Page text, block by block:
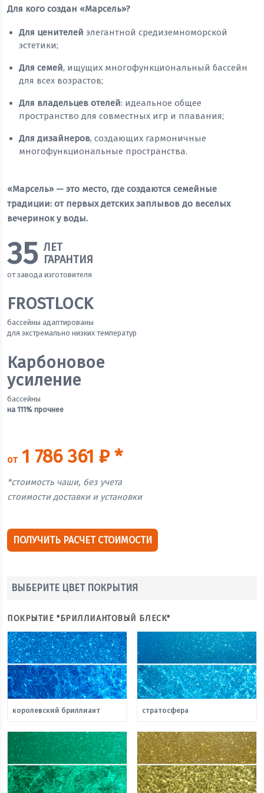
Для кого создан «Марсель»?
Для ценителей элегантной средиземноморской
эстетики;
Для семей, ищущих многофункциональный бассейн
для всех возрастов;
Для владельцев отелей: идеальное общее
пространство для совместных игр и плавания;
Для дизайнеров, создающих гармоничные
многофункциональные пространства.
«Марсель» — это место, где создаются семейные
традиции: от первых детских заплывов до веселых
вечеринок у воды.
35 ЛЕТ
ГАРАНТИЯ
от завода изготовителя
FROSTLOCK
бассейны адаптированы
для экстремально низких температур
Карбоновое
усиление
бассейны
на 111% прочнее
от1 786 361 ₽ *
*стоимость чаши, без учета
стоимости доставки и установки
ПОЛУЧИТЬ РАСЧЕТ СТОИМОСТИ
ВЫБЕРИТЕ ЦВЕТ ПОКРЫТИЯ
ПОКРЫТИЕ "БРИЛЛИАНТОВЫЙ БЛЕСК"
королевский бриллиант стратосфера